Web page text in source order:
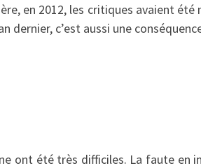
en 2012, les critiques avaient
c’est aussi une
ont été très difficiles. La faute en